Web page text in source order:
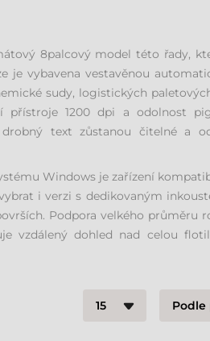
8palcový model této řady,
je vybavena vestavěnou
sudy, logistických
přístroje 1200 dpi a odolnost
text zůstanou čitelné a
Windows je zařízení
i verzi s dedikovaným
Podpora velkého průměru
vzdálený dohled nad celou